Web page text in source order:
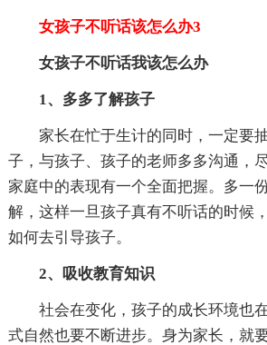
女孩子不听话该怎么办3
女孩子不听话我该怎么办
1、多多了解孩子
家长在忙于生计的同时，一定要
子，与孩子、孩子的老师多多沟通，
家庭中的表现有一个全面把握。多一
解，这样一旦孩子真有不听话的时候
如何去引导孩子。
2、吸收教育知识
社会在变化，孩子的成长环境也
式自然也要不断进步。身为家长，就